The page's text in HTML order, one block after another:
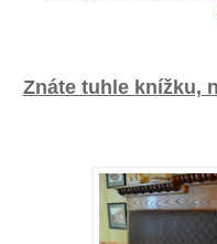
Znáte tuhle knížku,